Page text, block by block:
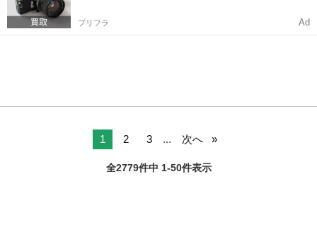
プリフラ Ad
1 2 3 ... 次へ
全2779件中 1-50件表示